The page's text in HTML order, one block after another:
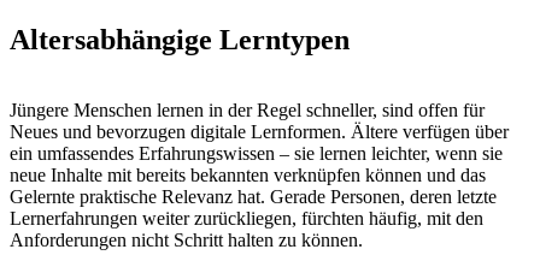
Altersabhängige Lerntypen
Jüngere Menschen lernen in der Regel schneller, sind offen für
Neues und bevorzugen digitale Lernformen. Ältere verfügen über
ein umfassendes Erfahrungswissen – sie lernen leichter, wenn sie
neue Inhalte mit bereits bekannten verknüpfen können und das
Gelernte praktische Relevanz hat. Gerade Personen, deren letzte
Lernerfahrungen weiter zurückliegen, fürchten häufig, mit den
Anforderungen nicht Schritt halten zu können.